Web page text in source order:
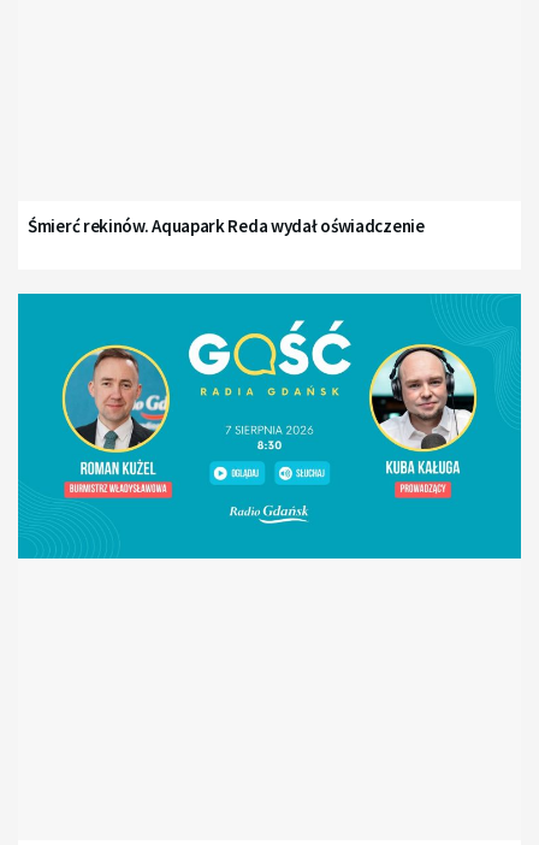
Śmierć rekinów. Aquapark Reda wydał oświadczenie